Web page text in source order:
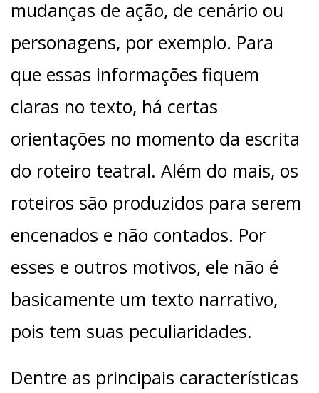
mudanças de ação, de cenário ou
personagens, por exemplo. Para
que essas informações fiquem
claras no texto, há certas
orientações no momento da escrita
do roteiro teatral. Além do mais, os
roteiros são produzidos para serem
encenados e não contados. Por
esses e outros motivos, ele não é
basicamente um texto narrativo,
pois tem suas peculiaridades.
Dentre as principais características